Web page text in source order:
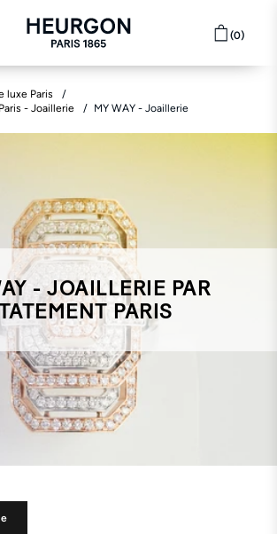
(0)
luxe Paris
- Joaillerie
MY WAY - Joaillerie
- JOAILLERIE PAR
PARIS